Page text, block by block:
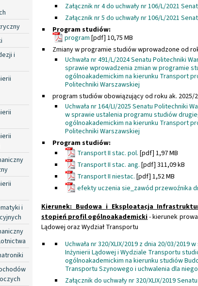
i
i
Załącznik nr 4 do uchwały nr 106/L/2021
Załącznik nr 5 do uchwały nr 106/L/2021
Program studiów:
program [pdf] 10,75 MB
Zmiany w programie studiów wprowadzone od
Uchwała nr 491/L/2024 Senatu Politechniki
sprawie wprowadzenia zmian w programie
ogólnoakademickim na kierunku Transport
Politechniki Warszawskiej
program studiów obowiązujący od roku ak. 2025/
Uchwała nr 164/LI/2025 Senatu Politechniki
w sprawie ustalenia programu studiów
ogólnoakademickim na kierunku Transport
Politechniki Warszawskiej
Program studiów:
Transport II stac. pol. [pdf] 1,97 MB
Transport II stac. ang. [pdf] 311,09 kB
Transport II niestac. [pdf] 1,52 MB
efekty uczenia sie_zawód przewoźnika
Kierunek: Budowa i Eksploatacja
stopień profil ogólnoakademicki- kierunek
Lądowej oraz Wydział Transportu
Uchwała nr 320/XLIX/2019 z dnia 20/03/2019
Inżynierii Lądowej i Wydziale Transportu
ogólnoakademickim na kierunku studiów
Transportu Szynowego i uchwalenia dla
Załącznik do uchwały nr 320/XLIX/2019